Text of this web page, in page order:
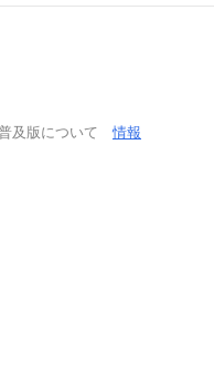
及版について情報